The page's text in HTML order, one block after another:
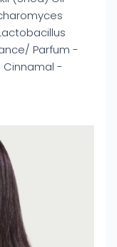
Parfum -
Cinnamal -